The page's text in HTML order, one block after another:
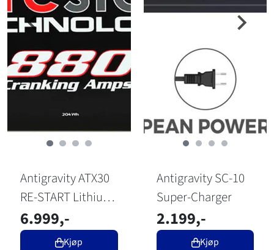
Antigravity ATX30
RE-START Lithium
Battery
6.999,-
Kjøp
Antigravity SC-10
Super-Charger
2.199,-
Kjøp